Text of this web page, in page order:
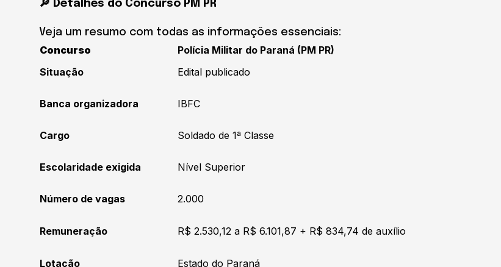
🔎 Detalhes do Concurso PM PR
Veja um resumo com todas as informações essenciais:
Concurso
Polícia Militar do Paraná (PM PR)
Situação
Edital publicado
Banca organizadora IBFC
Cargo Soldado de 1ª Classe
Escolaridade exigida Nível Superior
Número de vagas 2.000
Remuneração R$ 2.530,12 a R$ 6.101,87 + R$ 834,74 de auxílio
Lotação Estado do Paraná